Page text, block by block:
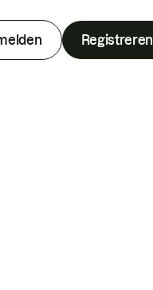
Registreren